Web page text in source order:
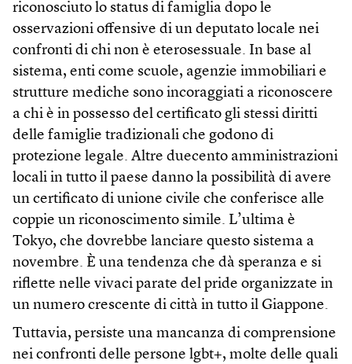
riconosciuto lo status di famiglia dopo le
osservazioni offensive di un deputato locale nei
confronti di chi non è eterosessuale. In base al
sistema, enti come scuole, agenzie immobiliari e
strutture mediche sono incoraggiati a riconoscere
a chi è in possesso del certificato gli stessi diritti
delle famiglie tradizionali che godono di
protezione legale. Altre duecento amministrazioni
locali in tutto il paese danno la possibilità di avere
un certificato di unione civile che conferisce alle
coppie un riconoscimento simile. L’ultima è
Tokyo, che dovrebbe lanciare questo sistema a
novembre. È una tendenza che dà speranza e si
riflette nelle vivaci parate del pride organizzate in
un numero crescente di città in tutto il Giappone.
Tuttavia, persiste una mancanza di comprensione
nei confronti delle persone lgbt+, molte delle quali